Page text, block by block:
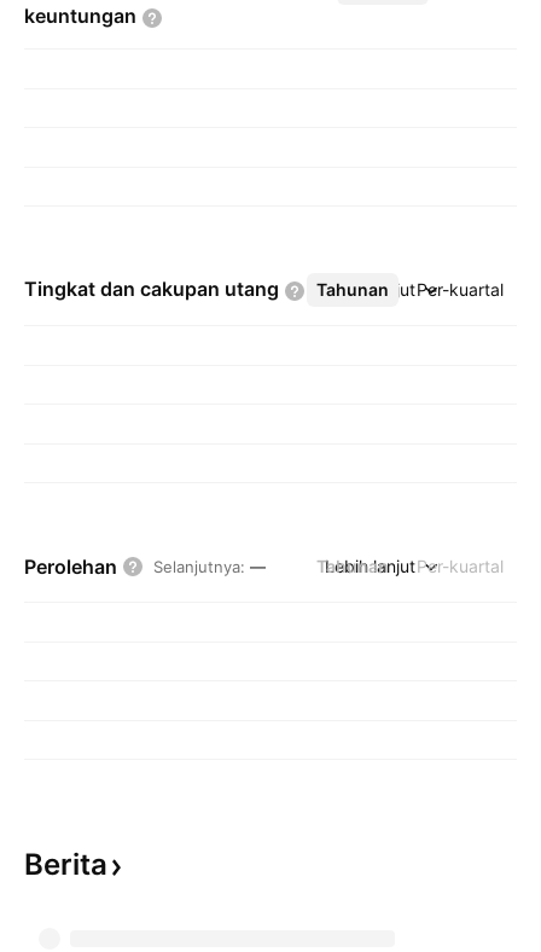
keuntungan
Tingkat dan cakupan utang Tahunan Per-kuartal
Lebih lanjut
Perolehan Selanjutnya: — Tahunan Per-kuartal
Lebih lanjut
Berita